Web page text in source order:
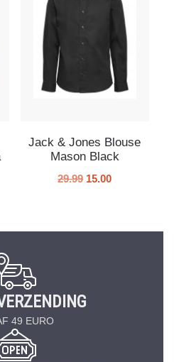
Jack & Jones Blouse
Mason Black
29.99 15.00
49 EURO